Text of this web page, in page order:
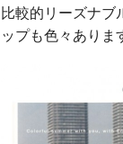
比較的リーズナブ
ップも色々ありま